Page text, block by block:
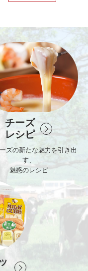
チーズ
レシピ
ズの新たな魅力を引き出
す、
魅惑のレシピ